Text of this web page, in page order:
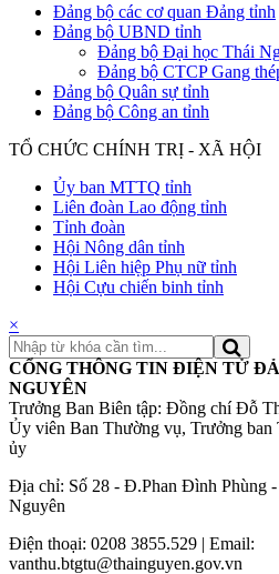
Đảng bộ các cơ quan Đảng tỉnh
Đảng bộ UBND tỉnh
Đảng bộ Đại học Thái
Đảng bộ CTCP Gang
Đảng bộ Quân sự tỉnh
Đảng bộ Công an tỉnh
TỔ CHỨC CHÍNH TRỊ - XÃ HỘI
Ủy ban MTTQ tỉnh
Liên đoàn Lao động tỉnh
Tỉnh đoàn
Hội Nông dân tỉnh
Hội Liên hiệp Phụ nữ tỉnh
Hội Cựu chiến binh tỉnh
×
CỔNG THÔNG TIN ĐIỆN TỬ
NGUYÊN
Trưởng Ban Biên tập: Đồng chí Đỗ
Ủy viên Ban Thường vụ, Trưởng ban
ủy
Địa chỉ: Số 28 - Đ.Phan Đình Phùng
Nguyên
Điện thoại: 0208 3855.529 | Email:
vanthu.btgtu@thainguyen.gov.vn